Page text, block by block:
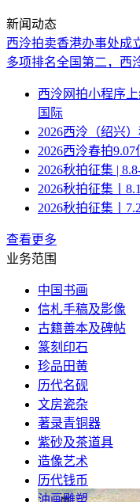
新闻动态
西泠拍卖香港办事处成
多项排名全国第二，西
西泠网拍小程序
国际
2026西泠（绍兴
2026西泠春拍
2026秋拍征集 |
2026秋拍征集丨
2026秋拍征集丨
查看更多
业务范围
中国书画
信札手稿及影像
古籍善本及碑帖
篆刻印石
珍品田黄
历代名砚
文房瓷杂
著录青铜器
紫砂及茶道具
造像艺术
历代钱币
油画雕塑